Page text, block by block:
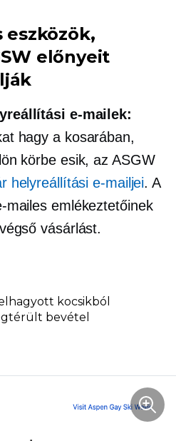
eszközök,
előnyeit
e-mailek:
hagy a kosarában,
körbe esik, az ASGW
helyreállítási e-mailjei. A
mailes emlékeztetőinek
vásárlást.
kocsikból
bevétel